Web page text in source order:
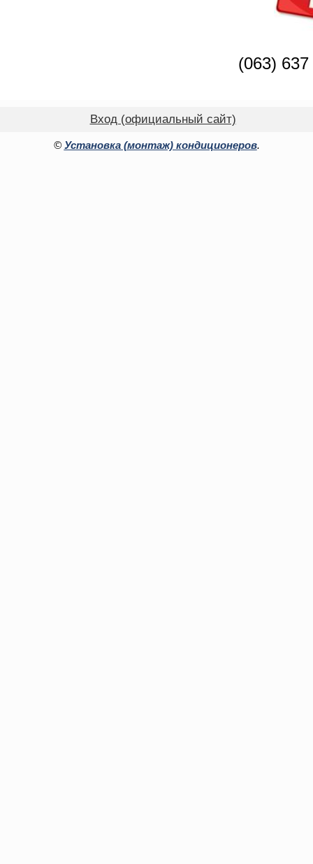
(063)
Вход (официальный сайт)
© Установка (монтаж) кондиционеров.